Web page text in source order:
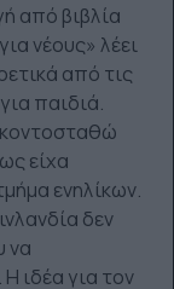
από βιβλία
νέους» λέει
από τις
παιδιά.
κοντοσταθώ
είχα
ενηλίκων.
δεν
να
ιδέα για τον